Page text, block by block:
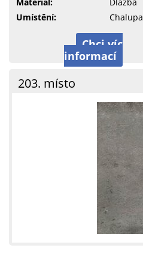
Umístění:
Chalupa
Chci víc
informací
203. místo